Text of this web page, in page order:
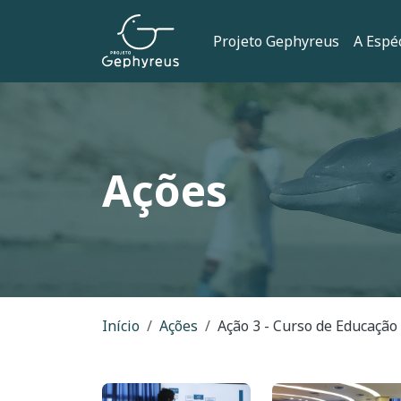
Pular para o conteúdo principal
Projeto Gephyreus A
Ações
Trilha de
Início Ações Ação 3 - Curso de
Imagem Imagem